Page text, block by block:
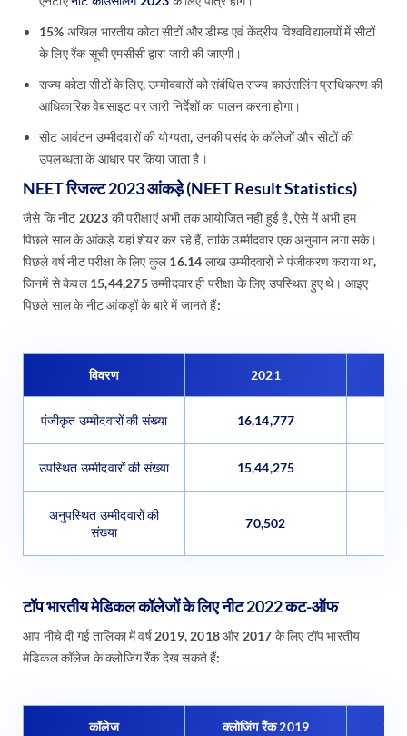
15% अखिल भारतीय कोटा सीटों और डीम्ड एवं केंद्रीय विश्वविद्यालयों में सीटों
के लिए रैंक सूची एमसीसी द्वारा जारी की जाएगी।
राज्य कोटा सीटों के लिए, उम्मीदवारों को संबंधित राज्य काउंसलिंग प्राधिकरण की
आधिकारिक वेबसाइट पर जारी निर्देशों का पालन करना होगा।
सीट आवंटन उम्मीदवारों की योग्यता, उनकी पसंद के कॉलेजों और सीटों की
उपलब्धता के आधार पर किया जाता है।
NEET रिजल्ट 2023 आंकड़े (NEET Result Statistics)
जैसे कि नीट 2023 की परीक्षाएं अभी तक आयोजित नहीं हुई है, ऐसे में अभी हम
पिछले साल के आंकड़े यहां शेयर कर रहे हैं, ताकि उम्मीदवार एक अनुमान लगा सके।
पिछले वर्ष नीट परीक्षा के लिए कुल 16.14 लाख उम्मीदवारों ने पंजीकरण कराया था,
जिनमें से केवल 15,44,275 उम्मीदवार ही परीक्षा के लिए उपस्थित हुए थे। आइए
पिछले साल के नीट आंकड़ों के बारे में जानते हैं:
विवरण 2021
पंजीकृत उम्मीदवारों की संख्या 16,14,777
उपस्थित उम्मीदवारों की संख्या 15,44,275
अनुपस्थित उम्मीदवारों की
संख्या
70,502
टॉप भारतीय मेडिकल कॉलेजों के लिए नीट 2022 कट-ऑफ
आप नीचे दी गई तालिका में वर्ष 2019, 2018 और 2017 के लिए टॉप भारतीय
मेडिकल कॉलेज के क्लोजिंग रैंक देख सकते हैं:
कॉलेज क्लोजिंग रैंक 2019